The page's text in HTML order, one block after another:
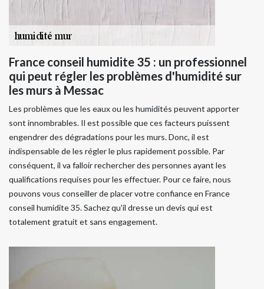
France conseil humidite 35 : un professionnel
qui peut régler les problèmes d'humidité sur
les murs à Messac
Les problèmes que les eaux ou les humidités peuvent apporter
sont innombrables. Il est possible que ces facteurs puissent
engendrer des dégradations pour les murs. Donc, il est
indispensable de les régler le plus rapidement possible. Par
conséquent, il va falloir rechercher des personnes ayant les
qualifications requises pour les effectuer. Pour ce faire, nous
pouvons vous conseiller de placer votre confiance en France
conseil humidite 35. Sachez qu'il dresse un devis qui est
totalement gratuit et sans engagement.